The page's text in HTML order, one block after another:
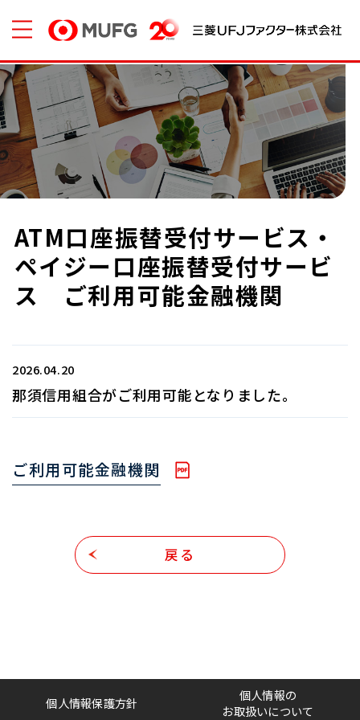
ATM口座振替受付サービス・
ペイジー口座振替受付サービ
ス ご利用可能金融機関
2026.04.20
那須信用組合がご利用可能となりました。
ご利用可能金融機関
戻る
個人情報保護方針
個人情報の
お取扱いについて